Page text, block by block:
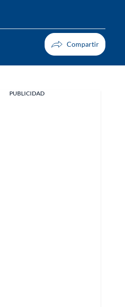
PUBLICIDAD